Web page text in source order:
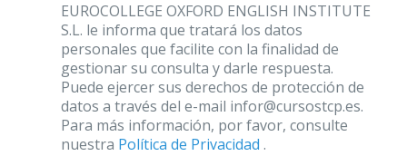
EUROCOLLEGE OXFORD ENGLISH INSTITUTE
S.L. le informa que tratará los datos
personales que facilite con la finalidad de
gestionar su consulta y darle respuesta.
Puede ejercer sus derechos de protección de
datos a través del e-mail infor@cursostcp.es.
Para más información, por favor, consulte
nuestra Política de Privacidad .